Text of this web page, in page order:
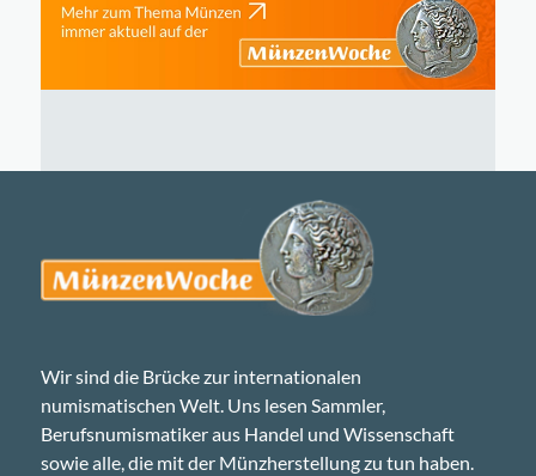
Wir sind die Brücke zur internationalen
numismatischen Welt. Uns lesen Sammler,
Berufsnumismatiker aus Handel und Wissenschaft
sowie alle, die mit der Münzherstellung zu tun haben.